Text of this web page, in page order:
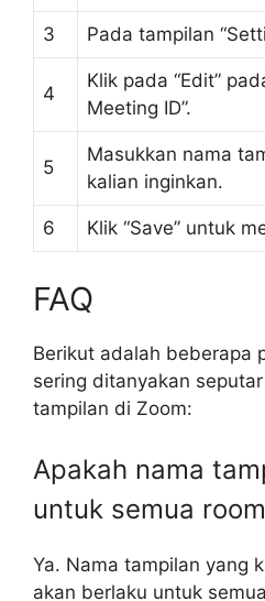
3 Pada tampilan
4
Klik pada “Edit”
Meeting ID”.
5
Masukkan nama
kalian inginkan.
6 Klik “Save” untuk
FAQ
Berikut adalah beberapa
sering ditanyakan
tampilan di Zoom:
Apakah nama
untuk semua
Ya. Nama tampilan yang
akan berlaku untuk